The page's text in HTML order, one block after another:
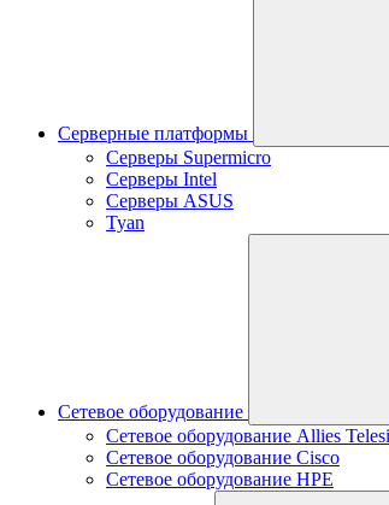
Серверные платформы
Серверы Supermicro
Серверы Intel
Серверы ASUS
Tyan
Сетевое оборудование
Сетевое оборудование Allies
Сетевое оборудование Cisco
Сетевое оборудование HPE